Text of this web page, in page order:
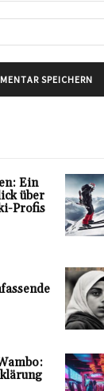
Ein
über
Profis